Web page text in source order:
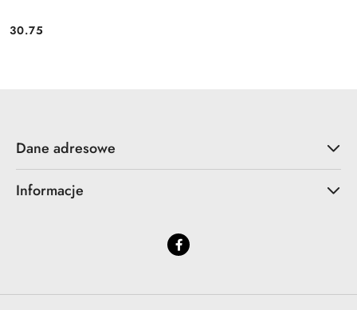
Cena:
30.75
Dane adresowe
Informacje